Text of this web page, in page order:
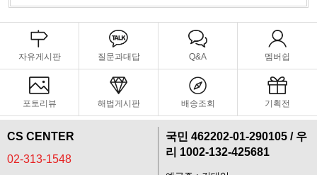
자유게시판 질문과대답 Q&A 멤버쉽
포토리뷰 해법게시판 배송조회 기획전
CS CENTER
02-313-1548
국민 462202-01-290105 / 우
리 1002-132-425681